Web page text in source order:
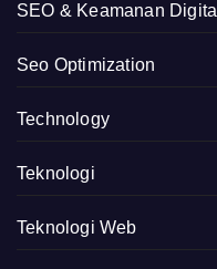
SEO & Keamanan Digital
Seo Optimization
Technology
Teknologi
Teknologi Web